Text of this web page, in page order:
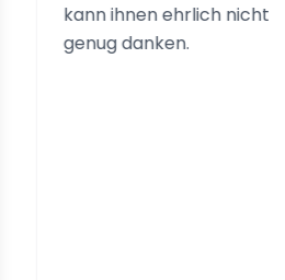
kann ihnen ehrlich nicht
genug danken.